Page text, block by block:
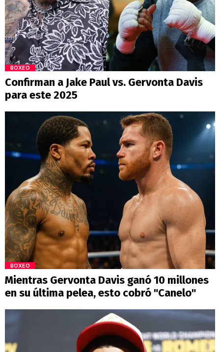
BOXEO
Confirman a Jake Paul vs. Gervonta Davis
para este 2025
BOXEO
Mientras Gervonta Davis ganó 10 millones
en su última pelea, esto cobró "Canelo"